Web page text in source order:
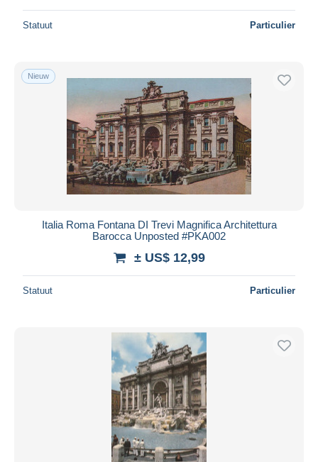
Statuut Particulier
Nieuw
Italia Roma Fontana DI Trevi Magnifica Architettura
Barocca Unposted #PKA002
± US$ 12,99
Statuut Particulier